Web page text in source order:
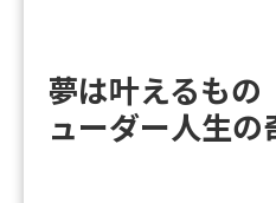
夢は叶えるも
ューダー人生の